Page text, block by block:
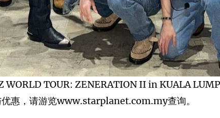
WORLD TOUR: ZENERATION II in KUALA
惠，请游览www.starplanet.com.my查询。